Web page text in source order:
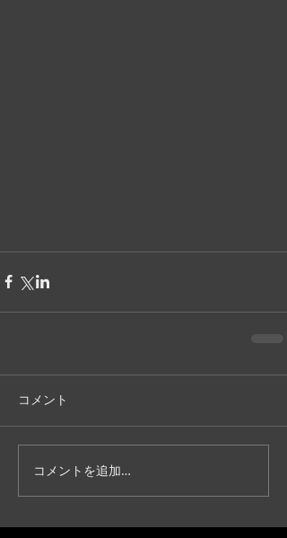
コメント
コメントを追加…